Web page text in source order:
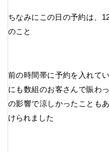
ちなみにこの日の予約は、
のこと
前の時間帯に予約を入れて
にも数組のお客さんで賑わ
の影響で涼しかったことも
けられました